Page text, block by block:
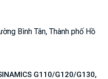
Bình Tân, Thành phố Hồ
G110/G120/G130,